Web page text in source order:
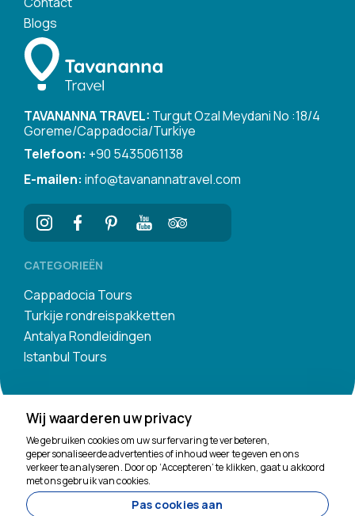
Blogs
TAVANANNA TRAVEL: Turgut Ozal Meydani No :18/4
Goreme/Cappadocia/Turkiye
Telefoon: +90 5435061138
E-mailen: info@tavanannatravel.com
CATEGORIEËN
Cappadocia Tours
Turkije rondreispakketten
Antalya Rondleidingen
Istanbul Tours
Wij waarderen uw privacy
We gebruiken cookies om uw surfervaring te verbeteren,
gepersonaliseerde advertenties of inhoud weer te geven en ons
verkeer te analyseren. Door op ‘Accepteren’ te klikken, gaat u akkoord
met ons gebruik van cookies.
Pas cookies aan
We helpen je graag